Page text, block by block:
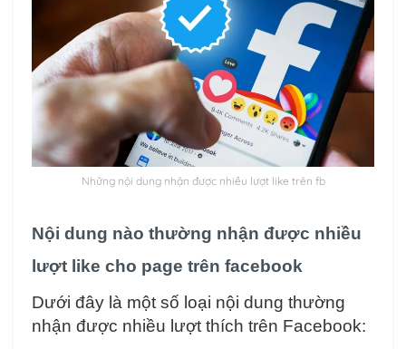
Những nội dung nhận được nhiều lượt like trên fb
Nội dung nào thường nhận được nhiều
lượt like cho page trên facebook
Dưới đây là một số loại nội dung thường
nhận được nhiều lượt thích trên Facebook: